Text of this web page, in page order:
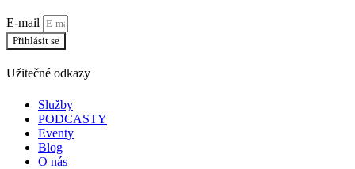
E-mail
Přihlásit se
Užitečné odkazy
Služby
PODCASTY
Eventy
Blog
O nás